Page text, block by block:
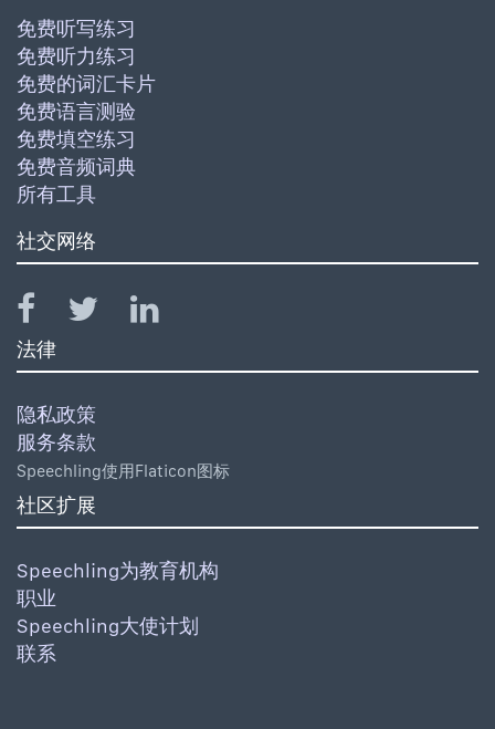
免费听写练习
免费听力练习
免费的词汇卡片
免费语言测验
免费填空练习
免费音频词典
所有工具
社交网络
法律
隐私政策
服务条款
Speechling使用Flaticon图标
社区扩展
Speechling为教育机构
职业
Speechling大使计划
联系